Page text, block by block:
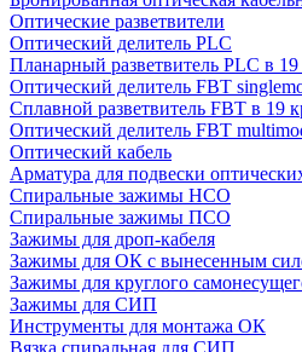
Оптические разветвители
Оптический делитель PLC
Планарный разветвитель PLC в 19
Оптический делитель FBT
Сплавной разветвитель FBT в 19
Оптический делитель FBT
Оптический кабель
Арматура для подвески
Спиральные зажимы НСО
Спиральные зажимы ПСО
Зажимы для дроп-кабеля
Зажимы для ОК с вынесенным
Зажимы для круглого
Зажимы для СИП
Инструменты для монтажа ОК
Вязка спиральная для СИП